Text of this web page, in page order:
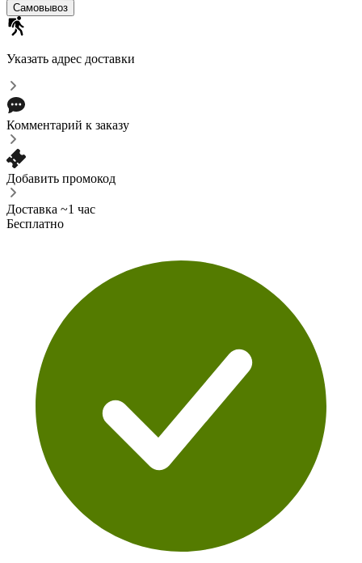
Самовывоз
Указать адрес доставки
Комментарий к заказу
Добавить промокод
Доставка ~1 час
Бесплатно